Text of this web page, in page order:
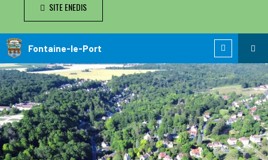
est
de
Le jour des travaux, si vous avez besoin d’information
complémentaire, vous pourrez nous joindre au numéro
SITE ENEDIS
Fontaine-le-Port